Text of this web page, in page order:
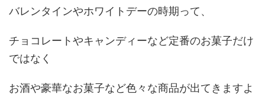
バレンタインやホワイトデーの時期って、
チョコレートやキャンディーなど定番のお菓子だけ
ではなく
お酒や豪華なお菓子など色々な商品が出てきますよ